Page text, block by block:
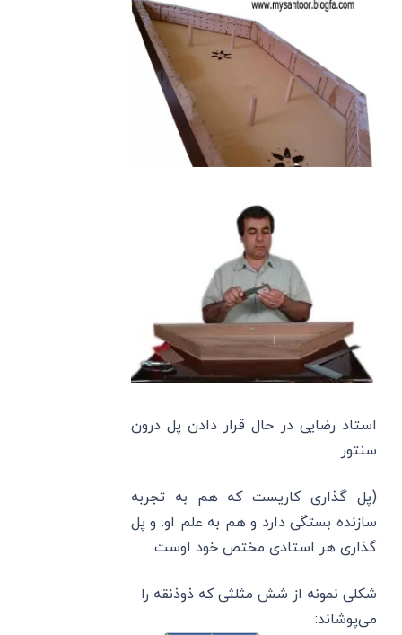
استاد رضایی در حال قرار دادن پل درون
سنتور
(پل گذاری کاریست که هم به تجربه
سازنده بستگی دارد و هم به علم او. و پل
گذاری هر استادی مختص خود اوست.
شکلی نمونه از شش مثلثی که ذوذنقه را
می‌پوشاند: